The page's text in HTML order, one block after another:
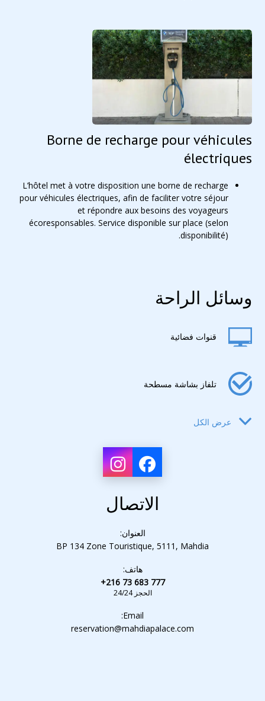
Borne de recharge pour véhicules
électriques
L’hôtel met à votre disposition une borne de recharge
pour véhicules électriques, afin de faciliter votre séjour
et répondre aux besoins des voyageurs
écoresponsables. Service disponible sur place (selon
disponibilité).
وسائل الراحة
قنوات فضائية
تلفاز بشاشة مسطحة
مجفف شعر
عرض الكل
الاتصال
العنوان:
BP 134 Zone Touristique, 5111, Mahdia
هاتف:
+216 73 683 777
الحجز 24/24
Email:
reservation@mahdiapalace.com